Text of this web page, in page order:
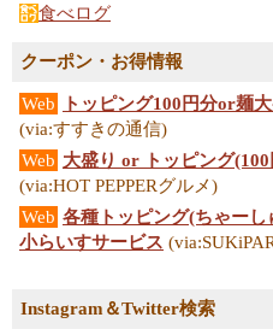
食べログ
クーポン・お得情報
Web
トッピング100円分or麺
(via:すすきの通信)
Web 大盛り or トッピング
(via:HOT PEPPERグルメ)
Web 各種トッピング(ちゃー
小らいすサービス
Instagram＆Twitter検索